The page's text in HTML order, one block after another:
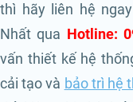
thì hãy liên hệ
Nhất qua Hotline:
vấn thiết kế hệ
cải tạo và bảo trì hệ